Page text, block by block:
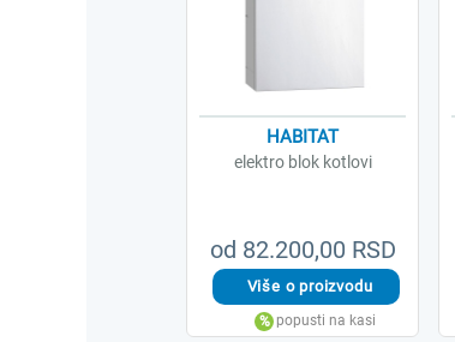
od 82.200,00 RSD
HABITAT
elektro blok kotlovi